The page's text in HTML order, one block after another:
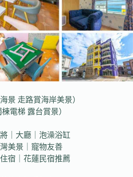
景 走路賞海岸美景）
電梯 露台賞景）
｜大廳｜泡澡浴缸
美景｜寵物友善
宿｜花蓮民宿推薦